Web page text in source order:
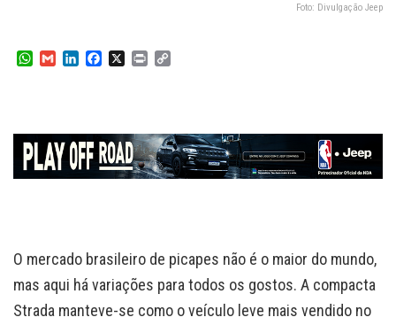
Foto: Divulgação Jeep
W
A
p
p
G
d
I
n
o
o
k
X
P
i
n
k
O mercado brasileiro de picapes não é o maior do mundo,
mas aqui há variações para todos os gostos. A compacta
Strada manteve-se como o veículo leve mais vendido no